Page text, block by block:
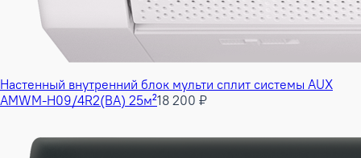
Настенный внутренний блок мульти сплит системы AUX
AMWM-H09/4R2(BA) 25м²18 200 ₽